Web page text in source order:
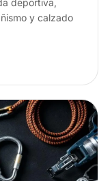
deportiva,
y calzado